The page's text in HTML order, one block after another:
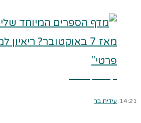
14:21 עידית בר